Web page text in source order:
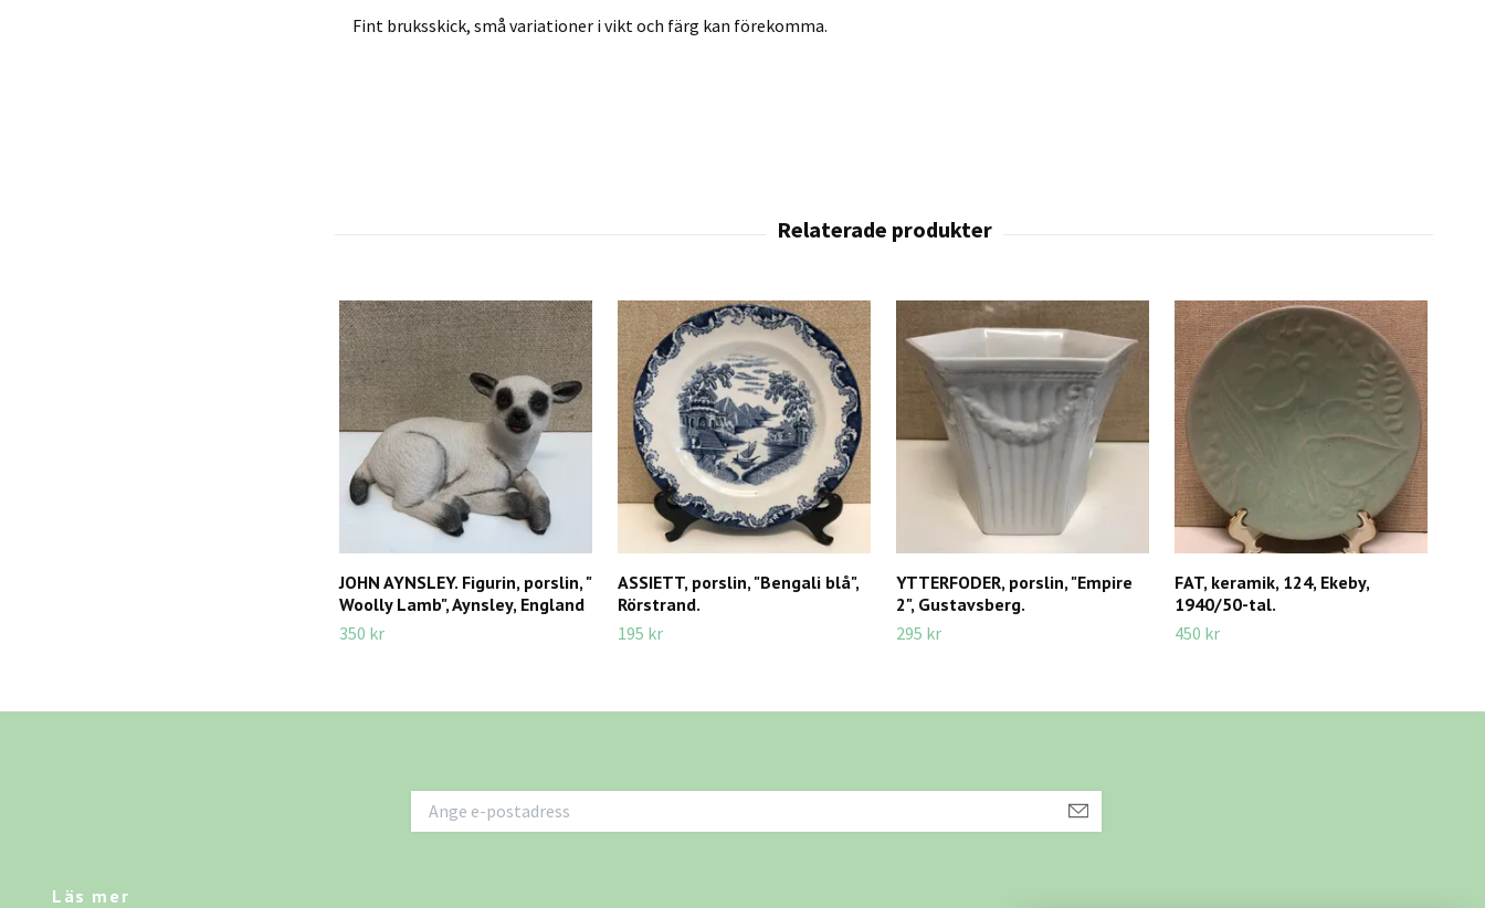
Fint bruksskick, små variationer i vikt och färg kan förekomma.
JOHN AYNSLEY. Figurin, porslin, "
Woolly Lamb", Aynsley, England
350 kr
ASSIETT, porslin, "Bengali blå",
Rörstrand.
195 kr
YTTERFODER, porslin, "Empire
2", Gustavsberg.
295 kr
FAT, keramik, 124, Ekeby,
1940/50-tal.
450 kr
Läs mer